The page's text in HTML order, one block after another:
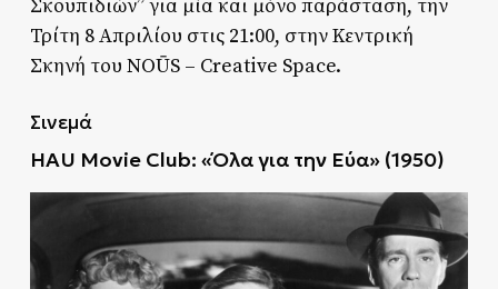
Σκουπιδιών” για μία και μόνο παράσταση, την
Τρίτη 8 Απριλίου στις 21:00, στην Κεντρική
Σκηνή του NOŪS – Creative Space.
Σινεμά
HAU Movie Club: «Όλα για την Εύα»(1950)